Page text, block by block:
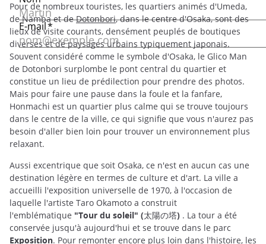
Pour de nombreux touristes, les quartiers animés d'Umeda,
de Namba et deDotonbori, dans le centre d'Osaka, sont des
lieux de visite courants, densément peuplés de boutiques
diverses et de paysages urbains typiquement japonais.
Souvent considéré comme le symbole d'Osaka, le Glico Man
de Dotonbori surplombe le pont central du quartier et
constitue un lieu de prédilection pour prendre des photos.
Mais pour faire une pause dans la foule et la fanfare,
Honmachi est un quartier plus calme qui se trouve toujours
dans le centre de la ville, ce qui signifie que vous n'aurez pas
besoin d'aller bien loin pour trouver un environnement plus
relaxant.
Aussi excentrique que soit Osaka, ce n'est en aucun cas une
destination légère en termes de culture et d'art. La ville a
accueilli l'exposition universelle de 1970, à l'occasion de
laquelle l'artiste Taro Okamoto a construit
l'emblématique "Tour du soleil" (太陽の塔) . La tour a été
conservée jusqu'à aujourd'hui et se trouve dans le parc
Exposition. Pour remonter encore plus loin dans l'histoire, les